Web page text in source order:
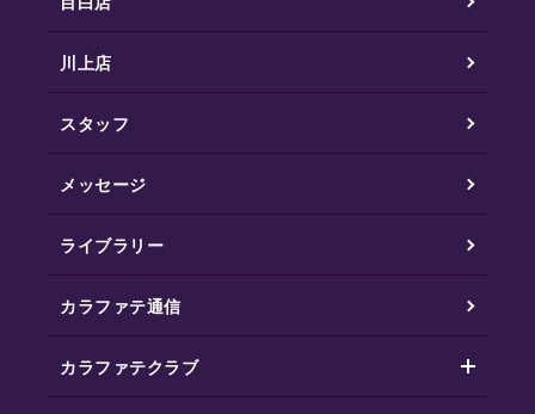
川上店
スタッフ
メッセージ
ライブラリー
カラファテ通信
カラファテクラブ